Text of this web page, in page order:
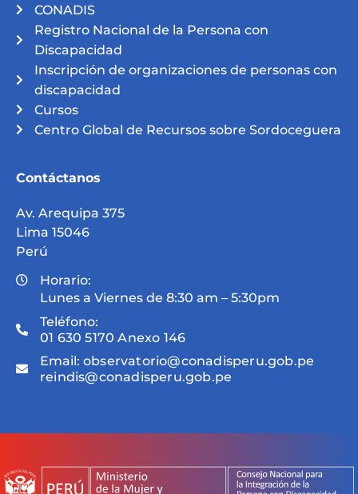
CONADIS
Registro Nacional de la Persona con
Discapacidad
Inscripción de organizaciones de personas con
discapacidad
Cursos
Centro Global de Recursos sobre Sordoceguera
Contáctanos
Av. Arequipa 375
Lima 15046
Perú
Horario:
Lunes a Viernes de 8:30 am – 5:30pm
Teléfono:
01 630 5170 Anexo 146
Email: observatorio@conadisperu.gob.pe
reindis@conadisperu.gob.pe